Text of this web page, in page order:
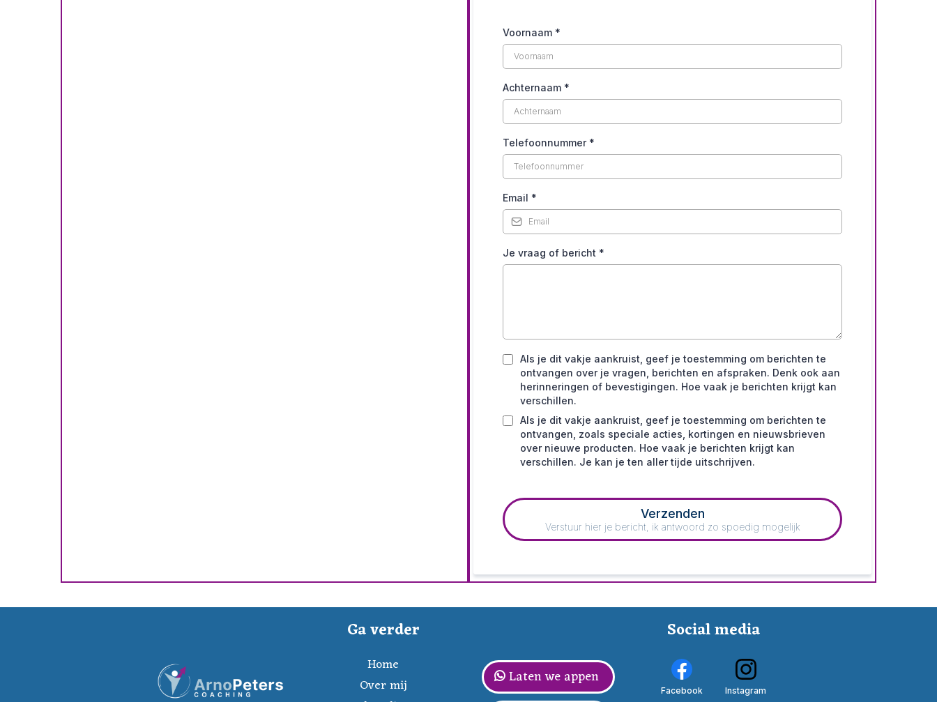
Voornaam *
Achternaam *
Telefoonnummer *
Email *
Je vraag of bericht *
Als je dit vakje aankruist, geef je toestemming om berichten te
ontvangen over je vragen, berichten en afspraken. Denk ook aan
herinneringen of bevestigingen. Hoe vaak je berichten krijgt kan
verschillen.
Als je dit vakje aankruist, geef je toestemming om berichten te
ontvangen, zoals speciale acties, kortingen en nieuwsbrieven
over nieuwe producten. Hoe vaak je berichten krijgt kan
verschillen. Je kan je ten aller tijde uitschrijven.
Verzenden
Verstuur hier je bericht, ik antwoord zo spoedig mogelijk
Ga verder
Home
Over mij
Laten we appen
Social media
Facebook Instagram